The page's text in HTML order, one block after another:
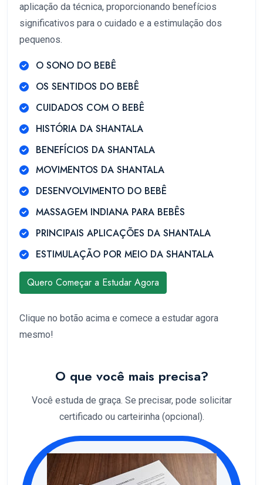
aplicação da técnica, proporcionando benefícios
significativos para o cuidado e a estimulação dos
pequenos.
O SONO DO BEBÊ
OS SENTIDOS DO BEBÊ
CUIDADOS COM O BEBÊ
HISTÓRIA DA SHANTALA
BENEFÍCIOS DA SHANTALA
MOVIMENTOS DA SHANTALA
DESENVOLVIMENTO DO BEBÊ
MASSAGEM INDIANA PARA BEBÊS
PRINCIPAIS APLICAÇÕES DA SHANTALA
ESTIMULAÇÃO POR MEIO DA SHANTALA
Quero Começar a Estudar Agora
Clique no botão acima e comece a estudar agora
mesmo!
O que você mais precisa?
Você estuda de graça. Se precisar, pode solicitar
certificado ou carteirinha (opcional).